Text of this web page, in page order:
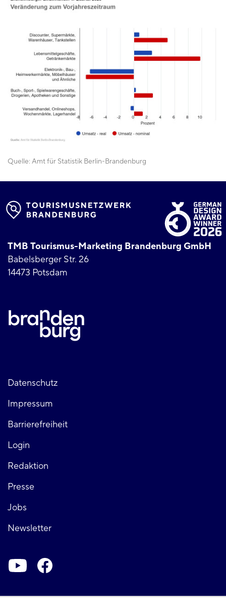
Quelle: Amt für Statistik Berlin-Brandenburg
TMB Tourismus-Marketing Brandenburg GmbH
Babelsberger Str. 26
14473 Potsdam
Fußzeile
links
Datenschutz
Impressum
Barrierefreiheit
Login
Fußzeile
rechts
Redaktion
Presse
Jobs
Newsletter
Soziale-
Netzwerke